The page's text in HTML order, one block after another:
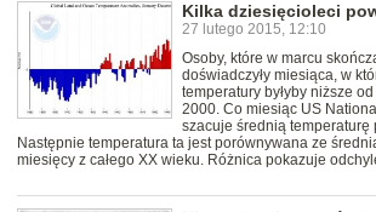
Kilka dziesięcioleci
27 lutego 2015, 12:10
Osoby, które w marcu
doświadczyły miesiąca, w
temperatury byłyby niższe
2000. Co miesiąc US
szacuje średnią temperaturę
Następnie temperatura ta jest porównywana ze
miesięcy z całego XX wieku. Różnica pokazuje